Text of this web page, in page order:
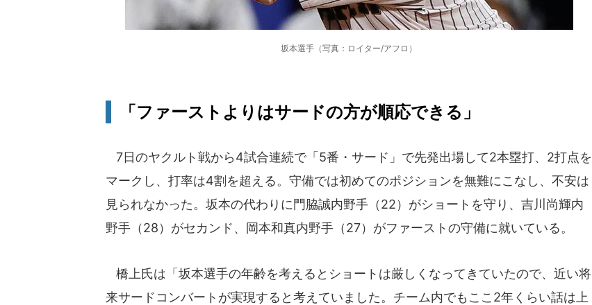
坂本選手（写真：ロイター/アフロ）
「ファーストよりはサードの方が順応できる」
7日のヤクルト戦から4試合連続で「5番・サード」で先発出場して2本塁打、2打点を
マークし、打率は4割を超える。守備では初めてのポジションを無難にこなし、不安は
見られなかった。坂本の代わりに門脇誠内野手（22）がショートを守り、吉川尚輝内
野手（28）がセカンド、岡本和真内野手（27）がファーストの守備に就いている。
橋上氏は「坂本選手の年齢を考えるとショートは厳しくなってきていたので、近い将
来サードコンバートが実現すると考えていました。チーム内でもここ2年くらい話は上